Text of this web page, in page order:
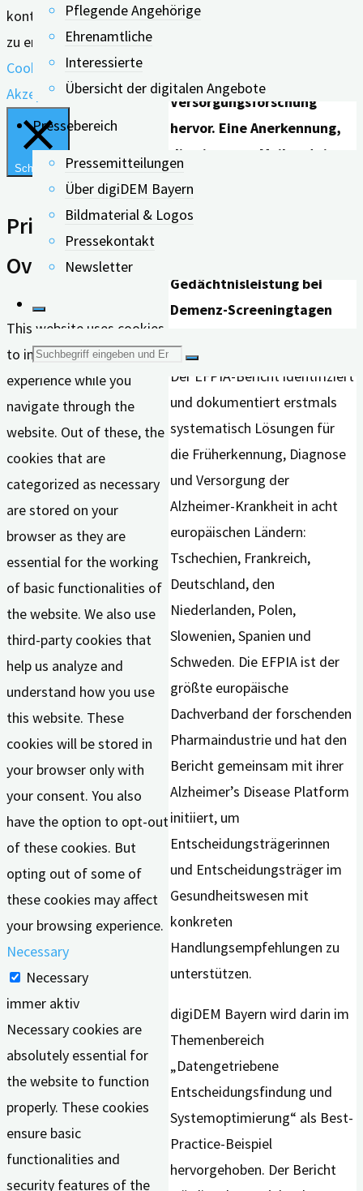
Pflegende Angehörige
Ehrenamtliche
Interessierte
Übersicht der digitalen Angebote
Pressebereich
Pressemitteilungen
Über digiDEM Bayern
Bildmaterial & Logos
Pressekontakt
Newsletter
Suche
nach:
digiDEM Bayern als
Versorgungsforschung
hervor. Eine Anerkennung,
die ein neuer Meilenstein
Gedächtnisleistung bei
Demenz-Screeningtagen
Der EFPIA-Bericht identifiziert
und dokumentiert erstmals
systematisch Lösungen für
die Früherkennung, Diagnose
und Versorgung der
Alzheimer-Krankheit in acht
europäischen Ländern:
Tschechien, Frankreich,
Deutschland, den
Niederlanden, Polen,
Slowenien, Spanien und
Schweden. Die EFPIA ist der
größte europäische
Dachverband der forschenden
Pharmaindustrie und hat den
Bericht gemeinsam mit ihrer
Alzheimer’s Disease Platform
initiiert, um
Entscheidungsträgerinnen
und Entscheidungsträger im
Gesundheitswesen mit
konkreten
Handlungsempfehlungen zu
unterstützen.
digiDEM Bayern wird darin im
Themenbereich
„Datengetriebene
Entscheidungsfindung und
Systemoptimierung“ als Best-
Practice-Beispiel
hervorgehoben. Der Bericht
kontrollierte Zustimmung
zu erteilen.
Cookie Einstellungen Alle
Akzeptieren
Schließen
Privacy
Overview
This website uses cookies
to improve your
experience while you
navigate through the
website. Out of these, the
cookies that are
categorized as necessary
are stored on your
browser as they are
essential for the working
of basic functionalities of
the website. We also use
third-party cookies that
help us analyze and
understand how you use
this website. These
cookies will be stored in
your browser only with
your consent. You also
have the option to opt-out
of these cookies. But
opting out of some of
these cookies may affect
your browsing experience.
Necessary
Necessary
immer aktiv
Necessary cookies are
absolutely essential for
the website to function
properly. These cookies
ensure basic
functionalities and
security features of the